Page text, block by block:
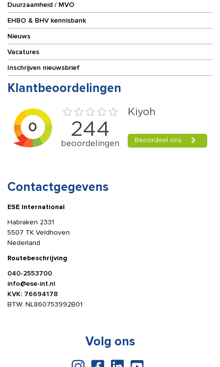
Duurzaamheid / MVO
EHBO & BHV kennisbank
Nieuws
Vacatures
Inschrijven nieuwsbrief
Klantbeoordelingen
Contactgegevens
ESE International
Habraken 2331
5507 TK Veldhoven
Nederland
Routebeschrijving
040-2553700
info@ese-int.nl
KVK: 76694178
BTW: NL860753992B01
Volg ons